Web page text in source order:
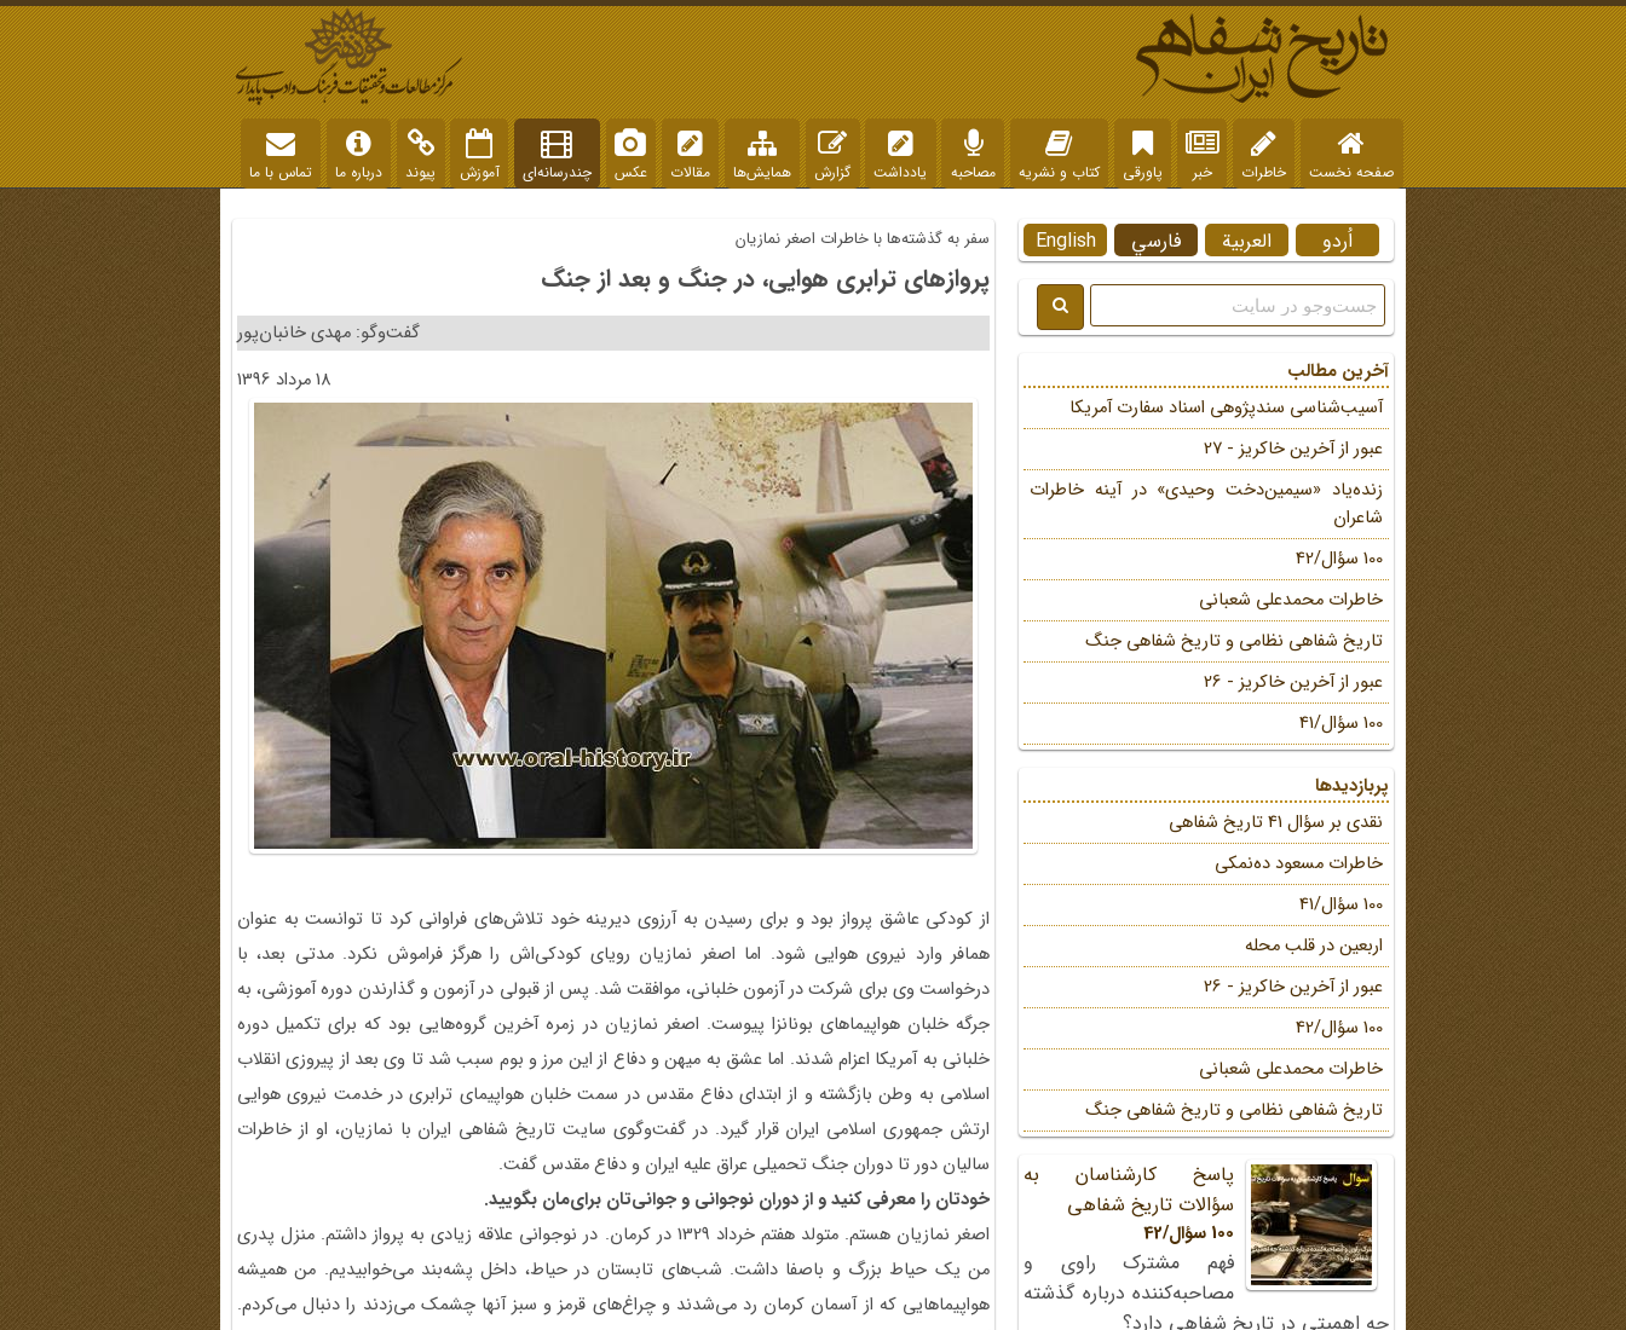
صفحه نخست خاطرات خبر پاورقی کتاب و نشریه مصاحبه یادداشت گزارش همایش‌ها مقالات عکس چندرسانه‌ای آموزش پیوند درباره ما تماس با ما
سفر به گذشته‌ها با خاطرات اصغر نمازیان
پروازهای ترابری هوایی، در جنگ و بعد از جنگ
گفت‌وگو: مهدی خانبان‌پور
18 مرداد 1396
از کودکی عاشق پرواز بود و برای رسیدن به آرزوی دیرینه خود تلاش‌های فراوانی کرد تا توانست به عنوان
همافر وارد نیروی هوایی شود. اما اصغر نمازیان رویای کودکی‌اش را هرگز فراموش نکرد. مدتی بعد، با
درخواست وی برای شرکت در آزمون خلبانی، موافقت شد. پس از قبولی در آزمون و گذارندن دوره آموزشی، به
جرگه خلبان هواپیماهای بونانزا پیوست. اصغر نمازیان در زمره آخرین گروه‌هایی بود که برای تکمیل دوره
خلبانی به آمریکا اعزام شدند. اما عشق به میهن و دفاع از این مرز و بوم سبب شد تا وی بعد از پیروزی انقلاب
اسلامی به وطن بازگشته و از ابتدای دفاع مقدس در سمت خلبان هواپیمای ترابری در خدمت نیروی هوایی
ارتش جمهوری اسلامی ایران قرار گیرد. در گفت‌وگوی سایت تاریخ شفاهی ایران با نمازیان، او از خاطرات
سالیان دور تا دوران جنگ تحمیلی عراق علیه ایران و دفاع مقدس گفت.
خودتان رامعرفی کنیدو از دوران نوجوانی و جوانی‌تان برای‌مان بگویید.
اصغر نمازیان هستم. متولد هفتم خرداد 1329در کرمان. در نوجوانی علاقه زیادی به پرواز داشتم. منزل پدری
من یک حیاط بزرگ و باصفا داشت. شب‌های تابستان در حیاط، داخل پشه‌بند می‌خوابیدیم. من همیشه
هواپیماهایی که از آسمان کرمان رد می‌شدند و چراغ‌های قرمز و سبز آنها چشمک می‌زدند را دنبال می‌کردم.
English فارسي العربية اُردو
آخرین مطالب
آسیب‌شناسی سندپژوهی اسناد سفارت آمریکا
عبور از آخرین خاکریز - 27
زنده‌یاد «سیمین‌دخت وحیدی» در آینه خاطرات
شاعران
100 سؤال/42
خاطرات محمد‌علی شعبانی
تاریخ شفاهی نظامی و تاریخ شفاهی جنگ
عبور از آخرین خاکریز - 26
100 سؤال/41
پربازدیدها
نقدی بر سؤال 41 تاریخ شفاهی
خاطرات مسعود ده‌نمکی
100 سؤال/41
اربعین در قلب محله
عبور از آخرین خاکریز - 26
100 سؤال/42
خاطرات محمد‌علی شعبانی
تاریخ شفاهی نظامی و تاریخ شفاهی جنگ
پاسخ کارشناسان به
سؤالات تاریخ شفاهی
100 سؤال/42
فهم مشترک راوی و
مصاحبه‌کننده درباره گذشته
چه اهمیتی در تاریخ شفاهی دارد؟